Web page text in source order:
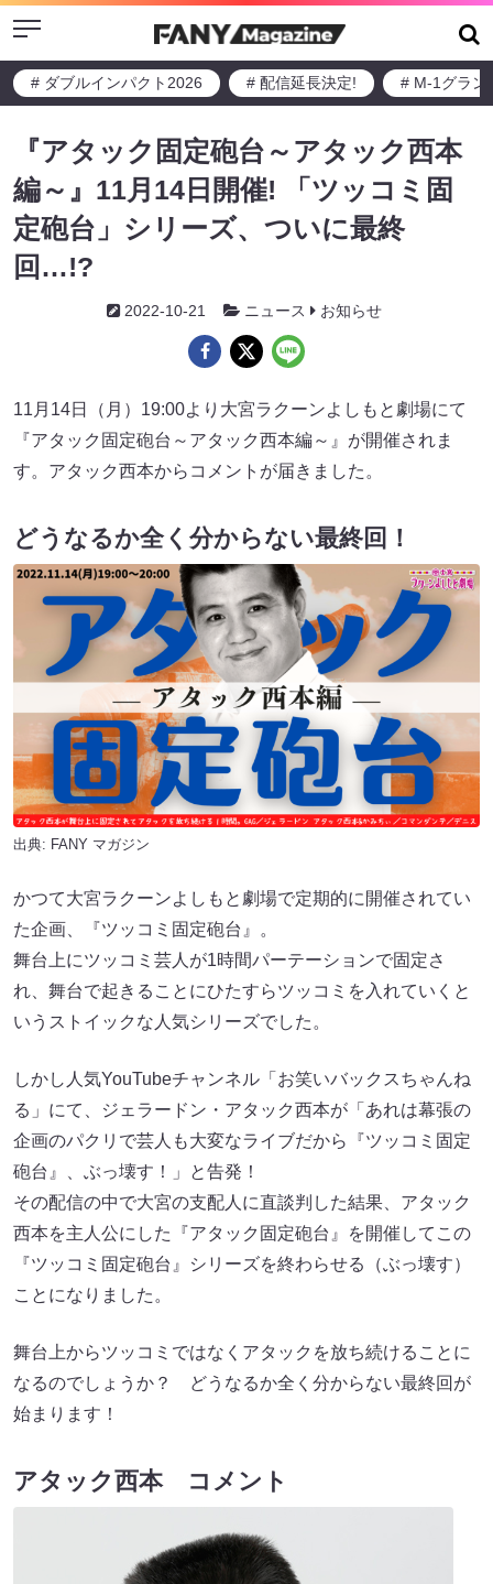
Menu
# ダブルインパクト2026 # 配信延長決定! # M-1グラン
『アタック固定砲台～アタック西本
編～』11月14日開催! 「ツッコミ固
定砲台」シリーズ、ついに最終
回…!?
2022-10-21 ニュース お知らせ
11月14日（月）19:00より大宮ラクーンよしもと劇場にて
『アタック固定砲台～アタック西本編～』が開催されま
す。アタック西本からコメントが届きました。
どうなるか全く分からない最終回！
出典: FANY マガジン
かつて大宮ラクーンよしもと劇場で定期的に開催されてい
た企画、『ツッコミ固定砲台』。
舞台上にツッコミ芸人が1時間パーテーションで固定さ
れ、舞台で起きることにひたすらツッコミを入れていくと
いうストイックな人気シリーズでした。
しかし人気YouTubeチャンネル「お笑いバックスちゃんね
る」にて、ジェラードン・アタック西本が「あれは幕張の
企画のパクリで芸人も大変なライブだから『ツッコミ固定
砲台』、ぶっ壊す！」と告発！
その配信の中で大宮の支配人に直談判した結果、アタック
西本を主人公にした『アタック固定砲台』を開催してこの
『ツッコミ固定砲台』シリーズを終わらせる（ぶっ壊す）
ことになりました。
舞台上からツッコミではなくアタックを放ち続けることに
なるのでしょうか？ どうなるか全く分からない最終回が
始まります！
アタック西本 コメント